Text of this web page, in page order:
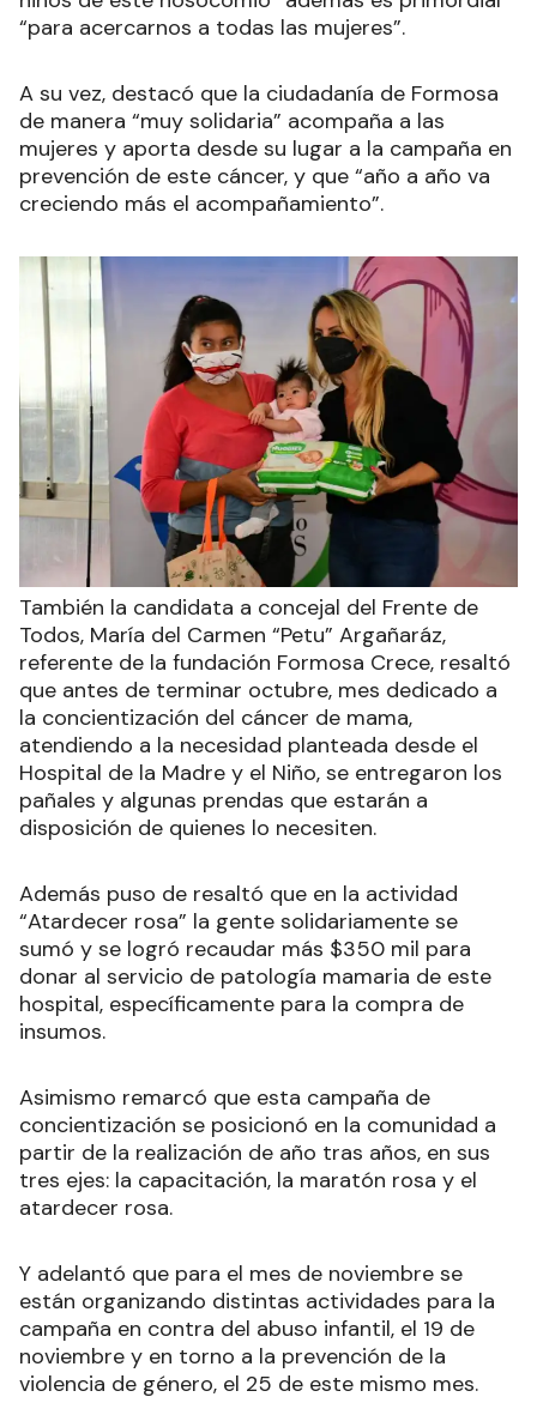
“para acercarnos a todas las mujeres”.
A su vez, destacó que la ciudadanía de Formosa
de manera “muy solidaria” acompaña a las
mujeres y aporta desde su lugar a la campaña en
prevención de este cáncer, y que “año a año va
creciendo más el acompañamiento”.
También la candidata a concejal del Frente de
Todos, María del Carmen “Petu” Argañaráz,
referente de la fundación Formosa Crece, resaltó
que antes de terminar octubre, mes dedicado a
la concientización del cáncer de mama,
atendiendo a la necesidad planteada desde el
Hospital de la Madre y el Niño, se entregaron los
pañales y algunas prendas que estarán a
disposición de quienes lo necesiten.
Además puso de resaltó que en la actividad
“Atardecer rosa” la gente solidariamente se
sumó y se logró recaudar más $350 mil para
donar al servicio de patología mamaria de este
hospital, específicamente para la compra de
insumos.
Asimismo remarcó que esta campaña de
concientización se posicionó en la comunidad a
partir de la realización de año tras años, en sus
tres ejes: la capacitación, la maratón rosa y el
atardecer rosa.
Y adelantó que para el mes de noviembre se
están organizando distintas actividades para la
campaña en contra del abuso infantil, el 19 de
noviembre y en torno a la prevención de la
violencia de género, el 25 de este mismo mes.